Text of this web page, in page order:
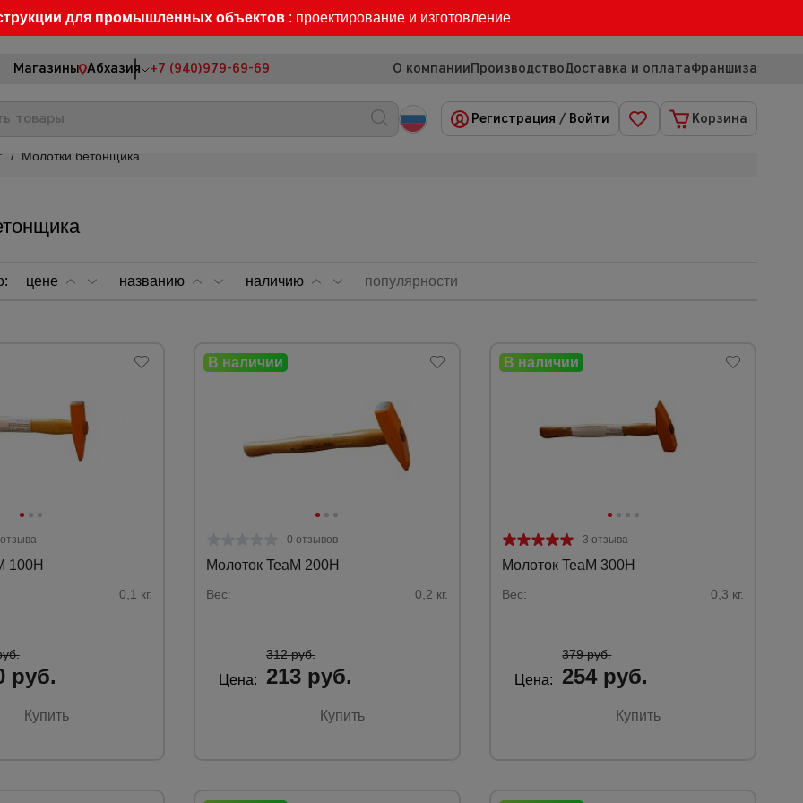
для промышленных объектов : проектирование и изготовление
Магазины Абхазия +7 (940)979-69-69 О компанииПроизводствоДоставка и оплатаФраншиза
Каталог
всех
Регистрация / Войти Корзина
/ Молотки бетонщика
цене названию наличию популярности
100H
0,1 кг.
руб.
Купить
0 отзывов
Молоток TeaM 200H
Вес: 0,2 кг.
Цена:
312 руб.
213 руб.
Купить
3 отзыва
Молоток TeaM 300H
Вес: 0,3 кг.
Цена:
379 руб.
254 руб.
Купить